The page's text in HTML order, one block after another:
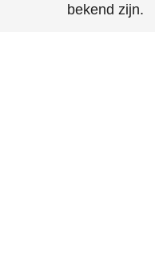
bekend zijn.